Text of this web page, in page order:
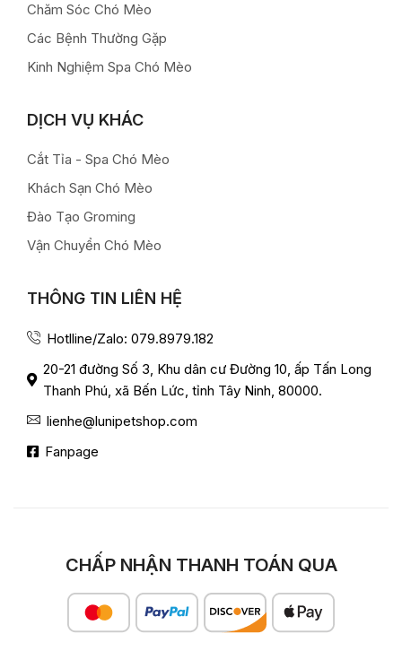
Chăm Sóc Chó Mèo
Các Bệnh Thường Gặp
Kinh Nghiệm Spa Chó Mèo
DỊCH VỤ KHÁC
Cắt Tỉa - Spa Chó Mèo
Khách Sạn Chó Mèo
Đào Tạo Groming
Vận Chuyển Chó Mèo
THÔNG TIN LIÊN HỆ
Hotlline/Zalo: 079.8979.182
20-21 đường Số 3, Khu dân cư Đường 10, ấp Tấn Long
Thanh Phú, xã Bến Lức, tỉnh Tây Ninh, 80000.
lienhe@lunipetshop.com
Fanpage
CHẤP NHẬN THANH TOÁN QUA